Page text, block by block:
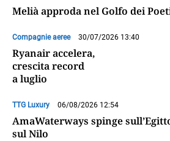
Melià approda nel Golfo dei
Compagnie aeree 30/07/2026 13:40
Ryanair accelera,
crescita record
a luglio
TTG Luxury 06/08/2026 12:54
AmaWaterways spinge
sul Nilo